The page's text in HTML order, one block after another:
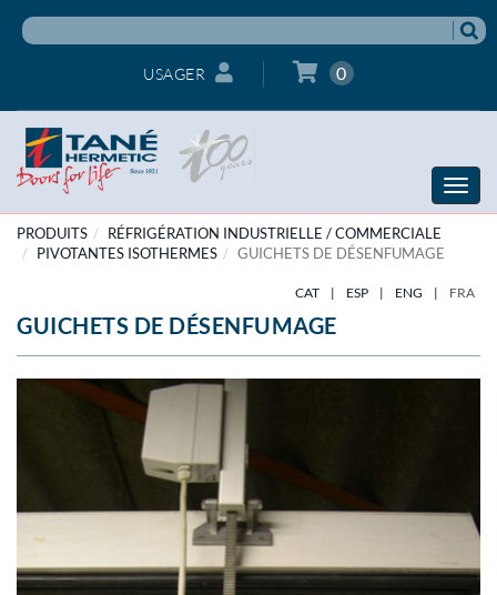
USAGER 0
Toggle
PRODUITS
RÉFRIGÉRATION INDUSTRIELLE / COMMERCIALE
PIVOTANTES ISOTHERMES
GUICHETS DE DÉSENFUMAGE
CAT | ESP | ENG | FRA
GUICHETS DE DÉSENFUMAGE